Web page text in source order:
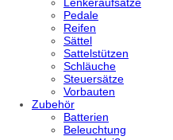
Pedale
Reifen
Sättel
Sattelstützen
Schläuche
Steuersätze
Vorbauten
Zubehör
Batterien
Beleuchtung